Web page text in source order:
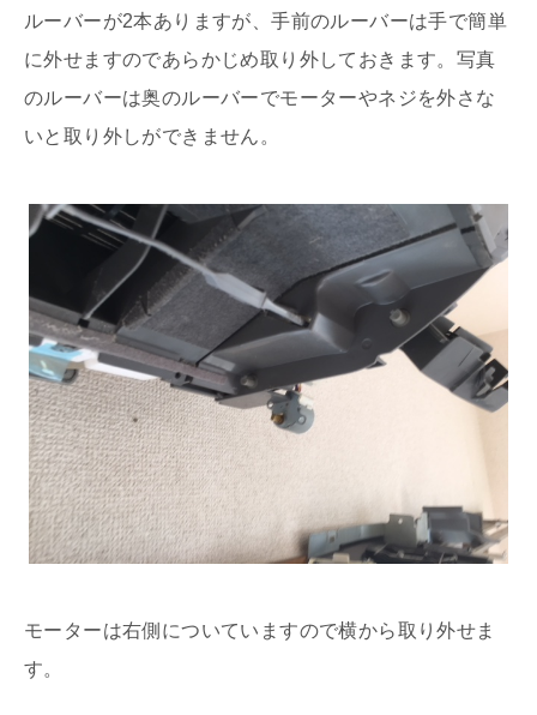
ルーバーが2本ありますが、手前のルーバーは手で簡単
に外せますのであらかじめ取り外しておきます。写真
のルーバーは奥のルーバーでモーターやネジを外さな
いと取り外しができません。
モーターは右側についていますので横から取り外せま
す。